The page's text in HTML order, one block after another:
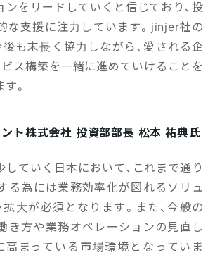
をリードしていくと信じており、投
な支援に注力しています。jinjer社の
も末長く協力しながら、愛される企
ス構築を一緒に進めていけることを
。
ト株式会社 投資部部長 松本 祐典氏
ていく日本において、これまで通り
る為には業務効率化が図れるソリュ
拡大が必須となります。また、今般の
き方や業務オペレーションの見直し
高まっている市場環境となっていま